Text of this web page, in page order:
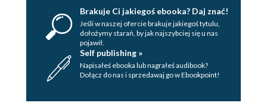
Brakuje Ci jakiegoś ebooka? Daj znać!
Jeśli w naszej ofercie brakuje jakiegoś tytulu,
dołożymy starań, by jak najszybciej się u nas
pojawił.
Self publishing »
Napisałeś ebooka lub nagrałeś audibook?
Dołącz do nas i sprzedawaj go w Ebookpoint!